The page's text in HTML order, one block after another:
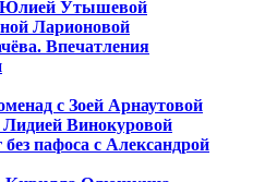
Юлией Утышевой
Ларионовой
Впечатления
с Зоей Арнаутовой
Винокуровой
пафоса с Александрой